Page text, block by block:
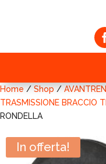
Home / Shop /
TRASMISSIONE BRACCIO
RONDELLA
In offerta!